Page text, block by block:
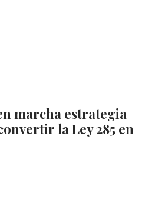
marcha estrategia
la Ley 285 en